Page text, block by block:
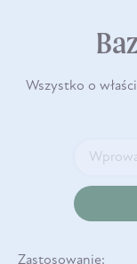
Wszystko o
Zastosowanie: